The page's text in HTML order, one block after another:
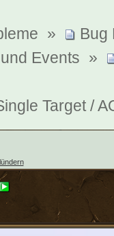
»
Bug
Events »
Target /